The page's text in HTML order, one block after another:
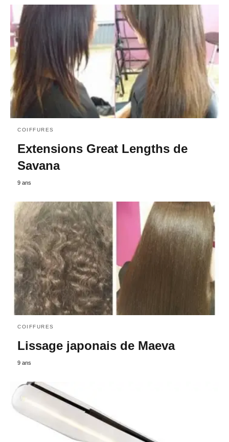
COIFFURES
Extensions Great Lengths de
Savana
9 ans
COIFFURES
Lissage japonais de Maeva
9 ans